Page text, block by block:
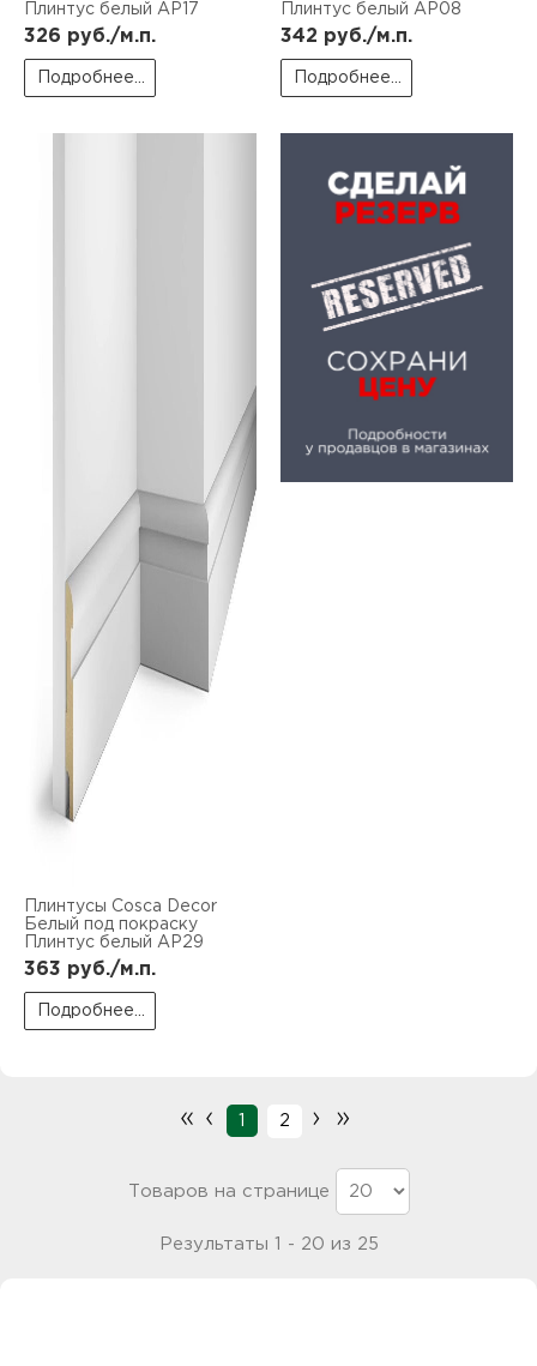
Плинтус белый AP17
326 руб./м.п.
Подробнее...
Плинтус белый AP08
342 руб./м.п.
Подробнее...
Плинтусы Cosca Decor
Белый под покраску
Плинтус белый AP29
363 руб./м.п.
Подробнее...
« ‹ 1 2 › »
Товаров на странице
Результаты 1 - 20 из 25